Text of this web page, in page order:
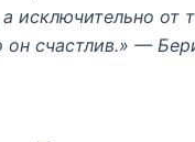
исключительно от
он счастлив.» —